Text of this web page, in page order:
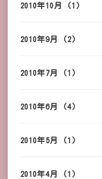
2010年10月 (1)
2010年9月 (2)
2010年7月 (1)
2010年6月 (4)
2010年5月 (1)
2010年4月 (1)